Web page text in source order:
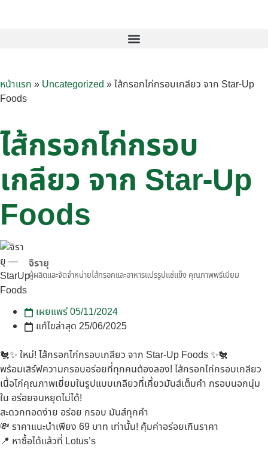
หน้าแรก » Uncategorized »ไส้กรอกไก่กรอบเกลียว จาก Star-Up
Foods
ไส้กรอกไก่กรอบ
เกลียว จาก Star-Up
Foods
จิรายุ
ผู้ผลิตและจัดจำหน่ายไส้กรอกและอาหารแปรรูปแช่แข็ง คุณภาพพรีเมียม
เผยแพร่05/11/2024
แก้ไขล่าสุด 25/06/2025
🐔✨ ใหม่! ไส้กรอกไก่กรอบเกลียว จาก Star-Up Foods ✨🐔
พร้อมเสิร์ฟความกรอบอร่อยที่ทุกคนต้องลอง! ไส้กรอกไก่กรอบเกลียว
เนื้อไก่คุณภาพเยี่ยมในรูปแบบเกลียวที่เคี้ยวมันส์เต็มคำ กรอบนอกนุ่ม
ใน อร่อยจนหยุดไม่ได้!
สะดวกทอดง่าย อร่อย กรอบ มันส์ทุกคำ
💸 ราคาแนะนำเพียง 69 บาท เท่านั้น! คุ้มค่าอร่อยเกินราคา
📍 หาซื้อได้แล้วที่ Lotus’s